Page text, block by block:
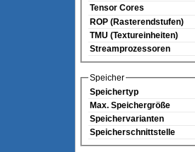
Tensor Cores
ROP (Rasterendstufen)
TMU (Textureinheiten)
Streamprozessoren
Speicher
Speichertyp
Max. Speichergröße
Speichervarianten
Speicherschnittstelle